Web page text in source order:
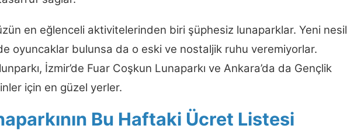
en eğlenceli aktivitelerinden biri şüphesiz lunaparklar. Yeni nesil
oyuncaklar bulunsa da o eski ve nostaljik ruhu veremiyorlar.
İzmir’de Fuar Coşkun Lunaparkı ve Ankara’da da Gençlik
için en güzel yerler.
Bu Haftaki Ücret Listesi